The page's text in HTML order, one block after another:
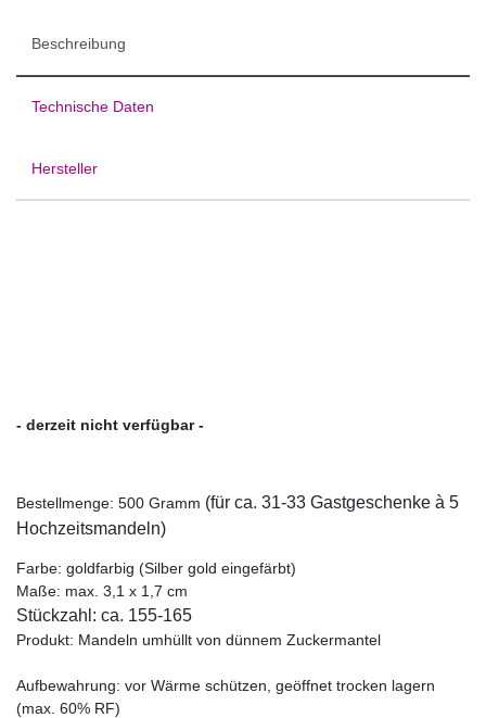
Beschreibung
Technische Daten
Hersteller
- derzeit nicht verfügbar -
Bestellmenge: 500 Gramm (für ca. 31-33 Gastgeschenke à 5
Hochzeitsmandeln)
Farbe: goldfarbig (Silber gold eingefärbt)
Maße: max. 3,1 x 1,7 cm
Stückzahl: ca. 155-165
Produkt: Mandeln umhüllt von dünnem Zuckermantel
Aufbewahrung: vor Wärme schützen, geöffnet trocken lagern
(max. 60% RF)